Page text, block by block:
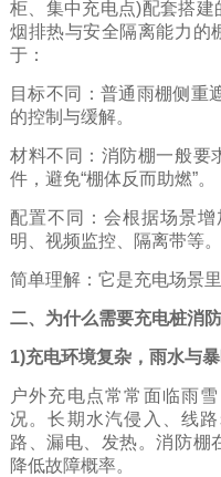
柜、集中充电点)配套搭
烟排热与安全隔离能力的
于：
目标不同：普通雨棚侧重
的控制与缓解。
材料不同：消防棚一般要
件，避免“棚体反而助燃”。
配置不同：会根据场景
明、视频监控、隔离带等。
简单理解：它是充电场景里
二、为什么需要充电桩消
1)充电环境复杂，雨水与
户外充电点常常面临雨
况。长期水汽侵入、线
路、漏电、发热。消防棚
降低故障概率。